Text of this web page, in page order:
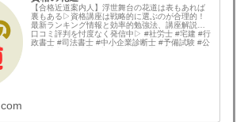
【合格近道案内人】浮世舞台の花道は表もあれば
裏もある▷資格講座は戦略的に選ぶのが合理的！
最新ランキング情報と効率的勉強法、講座解説と
口コミ評判を忖度なく発信中▷ #社労士 #宅建 #行
政書士 #司法書士 #中小企業診断士 #予備試験 #公